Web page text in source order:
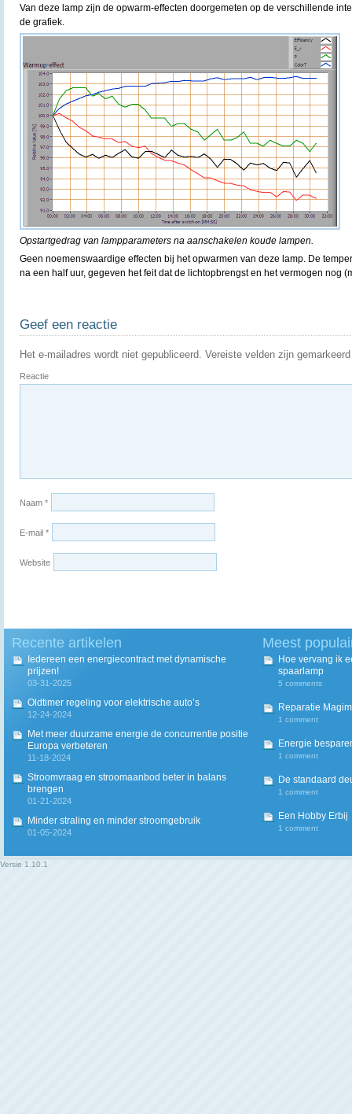
Van deze lamp zijn de opwarm-effecten doorgemeten op de verschillende
de grafiek.
Opstartgedrag van lampparameters na aanschakelen koude lampen.
Geen noemenswaardige effecten bij het opwarmen van deze lamp. De
na een half uur, gegeven het feit dat de lichtopbrengst en het vermogen nog
Geef een reactie
Het e-mailadres wordt niet gepubliceerd. Vereiste velden zijn
Reactie
Naam *
E-mail *
Website
Recente artikelen
Iedereen een energiecontract met dynamische
prijzen!
03-31-2025
Oldtimer regeling voor elektrische auto’s
12-24-2024
Met meer duurzame energie de concurrentie positie
Europa verbeteren
11-18-2024
Stroomvraag en stroomaanbod beter in balans
brengen
01-21-2024
Minder straling en minder stroomgebruik
01-05-2024
Meest
Hoe vervang ik
spaarlamp
5 comments
Reparatie
1 comment
Energie
1 comment
De standaard
1 comment
Een Hobby Erbij
1 comment
Versie 1.10.1